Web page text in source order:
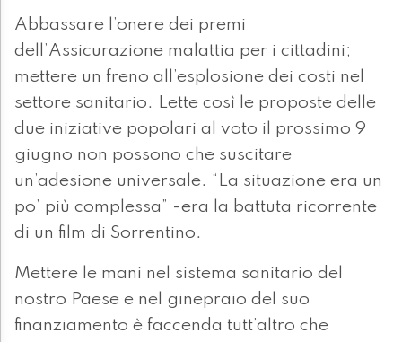
Abbassare l’onere dei premi
dell’Assicurazione malattia per i cittadini;
mettere un freno all’esplosione dei costi nel
settore sanitario. Lette così le proposte delle
due iniziative popolari al voto il prossimo 9
giugno non possono che suscitare
un’adesione universale. “La situazione era un
po’ più complessa” -era la battuta ricorrente
di un film di Sorrentino.
Mettere le mani nel sistema sanitario del
nostro Paese e nel ginepraio del suo
finanziamento è faccenda tutt’altro che